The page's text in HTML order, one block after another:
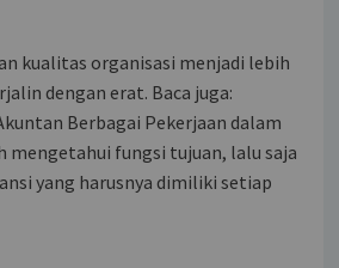
kualitas organisasi menjadi lebih
dengan erat. Baca juga:
Berbagai Pekerjaan dalam
mengetahui fungsi tujuan, lalu saja
yang harusnya dimiliki setiap